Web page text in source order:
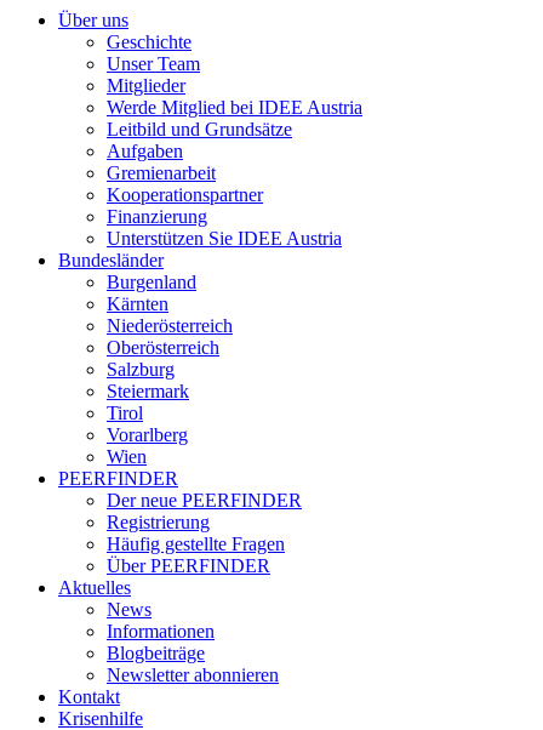
Über uns
Geschichte
Unser Team
Mitglieder
Werde Mitglied bei IDEE Austria
Leitbild und Grundsätze
Aufgaben
Gremienarbeit
Kooperationspartner
Finanzierung
Unterstützen Sie IDEE Austria
Bundesländer
Burgenland
Kärnten
Niederösterreich
Oberösterreich
Salzburg
Steiermark
Tirol
Vorarlberg
Wien
PEERFINDER
Der neue PEERFINDER
Registrierung
Häufig gestellte Fragen
Über PEERFINDER
Aktuelles
News
Informationen
Blogbeiträge
Newsletter abonnieren
Kontakt
Krisenhilfe